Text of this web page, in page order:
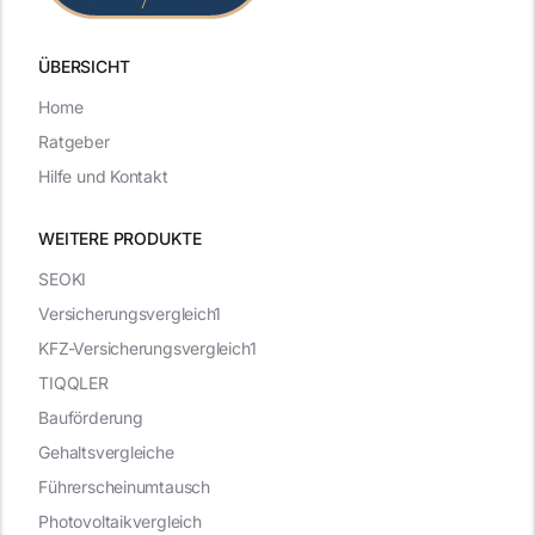
ÜBERSICHT
WEITERE PRODUKTE
SEOKI
Versicherungsvergleich1
KFZ-Versicherungsvergleich1
TIQQLER
Bauförderung
Gehaltsvergleiche
Führerscheinumtausch
Photovoltaikvergleich
Home
Ratgeber
Hilfe und Kontakt